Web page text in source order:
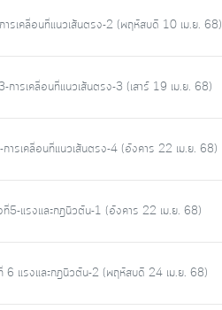
รเคลื่อนที่แนวเส้นตรง-2 (พฤหัสบดี 10 เม.ย. 68)
การเคลื่อนที่แนวเส้นตรง-3 (เสาร์ 19 เม.ย. 68)
ารเคลื่อนที่แนวเส้นตรง-4 (อังคาร 22 เม.ย. 68)
5-แรงและกฎนิวตัน-1 (อังคาร 22 เม.ย. 68)
6 แรงและกฎนิวตัน-2 (พฤหัสบดี 24 เม.ย. 68)